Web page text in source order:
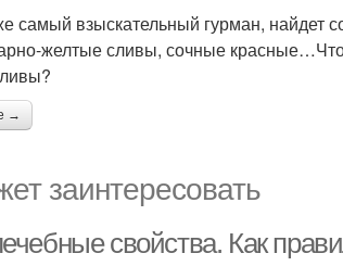
самый взыскательный гурман, найдет
желтые сливы, сочные
→
заинтересовать
свойства. Как